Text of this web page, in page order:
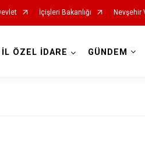
İçişleri Bakanlığı Nevşehir
İL ÖZEL İDARE GÜNDEM